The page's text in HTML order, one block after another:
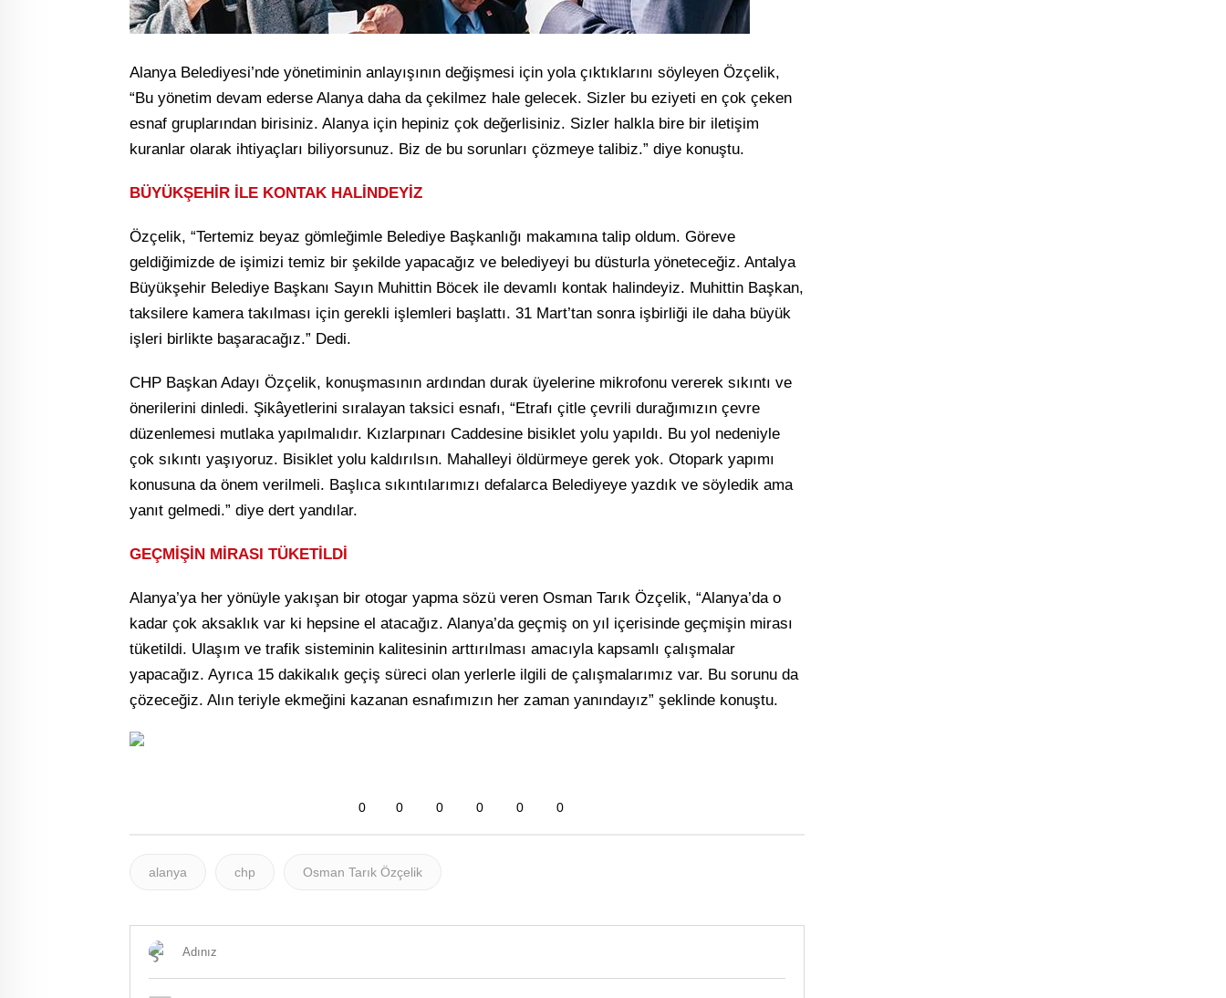
Alanya Belediyesi’nde yönetiminin anlayışının değişmesi için yola çıktıklarını söyleyen Özçelik,
“Bu yönetim devam ederse Alanya daha da çekilmez hale gelecek. Sizler bu eziyeti en çok çeken
esnaf gruplarından birisiniz. Alanya için hepiniz çok değerlisiniz. Sizler halkla bire bir iletişim
kuranlar olarak ihtiyaçları biliyorsunuz. Biz de bu sorunları çözmeye talibiz.” diye konuştu.
BÜYÜKŞEHİR İLE KONTAK HALİNDEYİZ
Özçelik, “Tertemiz beyaz gömleğimle Belediye Başkanlığı makamına talip oldum. Göreve
geldiğimizde de işimizi temiz bir şekilde yapacağız ve belediyeyi bu düsturla yöneteceğiz. Antalya
Büyükşehir Belediye Başkanı Sayın Muhittin Böcek ile devamlı kontak halindeyiz. Muhittin Başkan,
taksilere kamera takılması için gerekli işlemleri başlattı. 31 Mart’tan sonra işbirliği ile daha büyük
işleri birlikte başaracağız.” Dedi.
CHP Başkan Adayı Özçelik, konuşmasının ardından durak üyelerine mikrofonu vererek sıkıntı ve
önerilerini dinledi. Şikâyetlerini sıralayan taksici esnafı, “Etrafı çitle çevrili durağımızın çevre
düzenlemesi mutlaka yapılmalıdır. Kızlarpınarı Caddesine bisiklet yolu yapıldı. Bu yol nedeniyle
çok sıkıntı yaşıyoruz. Bisiklet yolu kaldırılsın. Mahalleyi öldürmeye gerek yok. Otopark yapımı
konusuna da önem verilmeli. Başlıca sıkıntılarımızı defalarca Belediyeye yazdık ve söyledik ama
yanıt gelmedi.” diye dert yandılar.
GEÇMİŞİN MİRASI TÜKETİLDİ
Alanya’ya her yönüyle yakışan bir otogar yapma sözü veren Osman Tarık Özçelik, “Alanya’da o
kadar çok aksaklık var ki hepsine el atacağız. Alanya’da geçmiş on yıl içerisinde geçmişin mirası
tüketildi. Ulaşım ve trafik sisteminin kalitesinin arttırılması amacıyla kapsamlı çalışmalar
yapacağız. Ayrıca 15 dakikalık geçiş süreci olan yerlerle ilgili de çalışmalarımız var. Bu sorunu da
çözeceğiz. Alın teriyle ekmeğini kazanan esnafımızın her zaman yanındayız” şeklinde konuştu.
0 0 0 0 0 0
alanya chp Osman Tarık Özçelik